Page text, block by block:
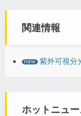
関連情報
紫外可視分
ホットニュー